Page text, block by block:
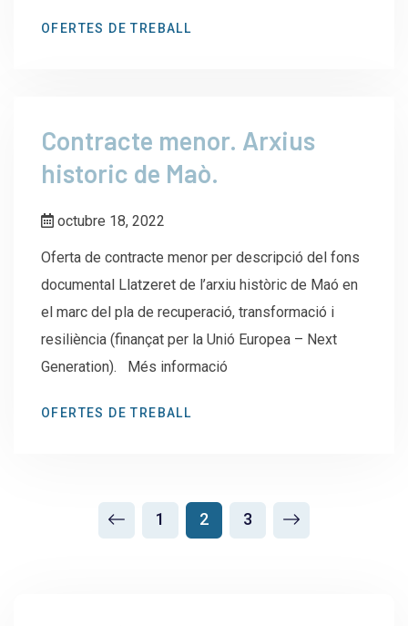
OFERTES DE TREBALL
Contracte menor. Arxius
historic de Maò.
octubre 18, 2022
Oferta de contracte menor per descripció del fons
documental Llatzeret de l’arxiu històric de Maó en
el marc del pla de recuperació, transformació i
resiliència (finançat per la Unió Europea – Next
Generation). Més informació
OFERTES DE TREBALL
1 2 3